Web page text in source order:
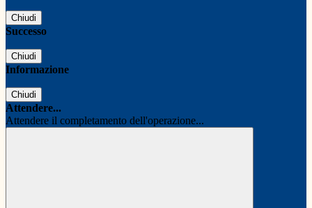
Chiudi
Successo
Chiudi
Informazione
Chiudi
Attendere...
Attendere il completamento dell'operazione...